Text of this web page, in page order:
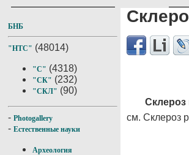
БНБ
"НТС" (48014)
"С" (4318)
"СК" (232)
"СКЛ" (90)
- Photogallery
- Естественные науки
Археология
см. Склероз